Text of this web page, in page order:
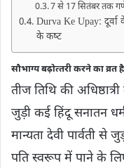
7 से 17 सितंबर तक
Durva Ke Upay:
के कष्‍ट
सौभाग्य बढ़ाेत्‍तरी करने का
तीज तिथि की
जुड़ी कई हिंदू सनातन
मान्यता देवी पार्वती से
पति स्‍वरूप में पाने के